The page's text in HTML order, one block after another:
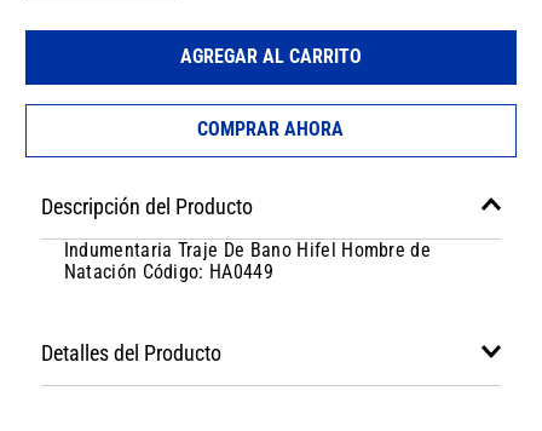
AGREGAR AL CARRITO
COMPRAR AHORA
Descripción del Producto
Indumentaria Traje De Bano Hifel Hombre de
Natación Código: HA0449
Detalles del Producto